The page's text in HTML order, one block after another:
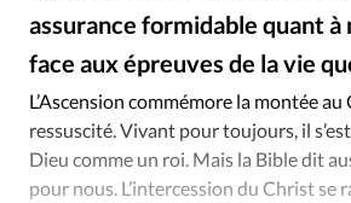
Édition: Internationale
Devise:CHF
RUBRIQUES
Tous les articles
Actualité
Actualité internationale
assurance formidable quant
face aux épreuves de la vie
L’Ascension commémore la montée
ressuscité. Vivant pour toujours, il
Dieu comme un roi. Mais la Bible dit
pour nous. L’intercession du Christ se